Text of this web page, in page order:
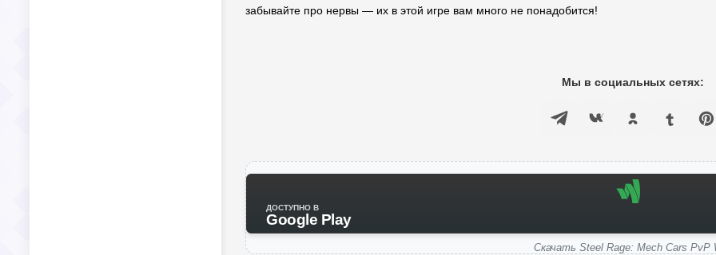
забывайте про нервы — их в этой игре вам много не понадобится!
Мы в социальных сетях:
ДОСТУПНО В
Google Play
Скачать Steel Rage: Mech Cars PvP